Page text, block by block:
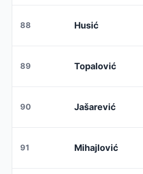
88 Husić
89 Topalović
90 Jašarević
91 Mihajlović